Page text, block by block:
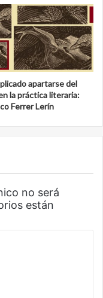
apartarse del
la práctica literaria:
Ferrer Lerín
no será
están